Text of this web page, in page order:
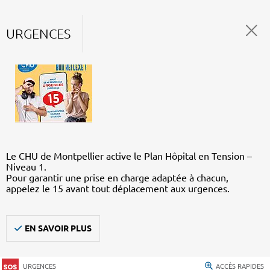
URGENCES
Le CHU de Montpellier active le Plan Hôpital en Tension –
Niveau 1.
Pour garantir une prise en charge adaptée à chacun,
appelez le 15 avant tout déplacement aux urgences.
EN SAVOIR PLUS
URGENCES ACCÈS RAPIDES